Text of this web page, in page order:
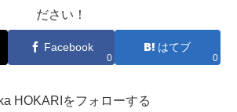
ださい！
Facebook
0
はてブ
0
HOKARIをフォローする